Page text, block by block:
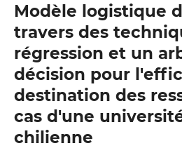
Modèle logistique
travers des
régression et un
décision pour
destination des
cas d'une
chilienne